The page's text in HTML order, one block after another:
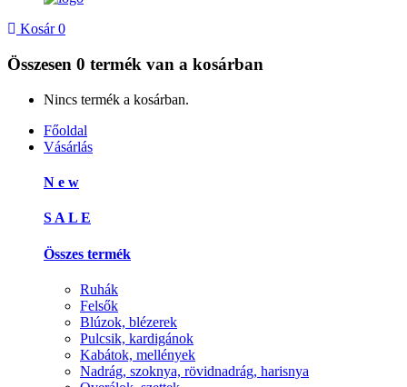
Kosár 0
Összesen 0 termék van a kosárban
Nincs termék a kosárban.
Főoldal
Vásárlás
N e w
S A L E
Összes termék
Ruhák
Felsők
Blúzok, blézerek
Pulcsik, kardigánok
Kabátok, mellények
Nadrág, szoknya, rövidnadrág, harisnya